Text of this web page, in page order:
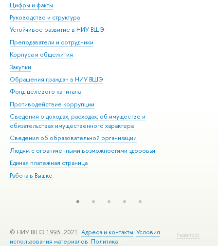
Цифры и факты
Руководство и структура
Устойчивое развитие в НИУ ВШЭ
Преподаватели и сотрудники
Корпуса и общежития
Закупки
Обращения граждан в НИУ ВШЭ
Фонд целевого капитала
Противодействие коррупции
Сведения о доходах, расходах, об имуществе и
обязательствах имущественного характера
Сведения об образовательной организации
Людям с ограниченными возможностями здоровья
Единая платежная страница
Работа в Вышке
Редактору
© НИУ ВШЭ 1993–2021 Адреса и контакты Условия
использования материалов Политика